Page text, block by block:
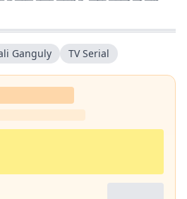
पढ़ने का अनुभव बेहतर हो.
Ganguly TV Serial